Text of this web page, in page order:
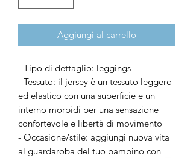
Aggiungi al carrello
- Tipo di dettaglio: leggings
- Tessuto: il jersey è un tessuto leggero
ed elastico con una superficie e un
interno morbidi per una sensazione
confortevole e libertà di movimento
- Occasione/stile: aggiungi nuova vita
al guardaroba del tuo bambino con